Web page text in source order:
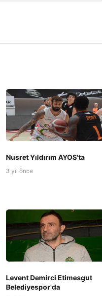
Nusret Yıldırım AYOS'ta
3 yıl önce
Levent Demirci Etimesgut
Belediyespor'da